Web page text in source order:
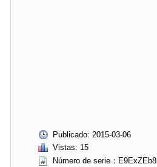
Publicado: 2015-03-06
Vistas: 15
Número de serie：E9ExZEb8